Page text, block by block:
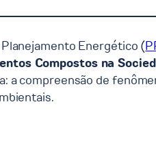
Energético (
Compostos na
compreensão de